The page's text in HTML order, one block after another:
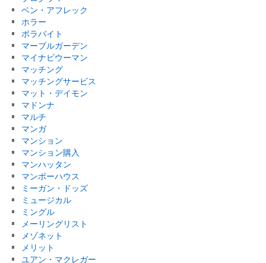
ベン・アフレック
ホラー
ボラバイト
マーブルガーデン
マイナビウーマン
マッチング
マッチングサービス
マット・デイモン
マドンナ
マルチ
マンガ
マンション
マンション購入
マンハッタン
マンボーハウス
ミーガン・ドッズ
ミュージカル
ミングル
メーリングリスト
メゾネット
メリット
ユアン・マクレガー